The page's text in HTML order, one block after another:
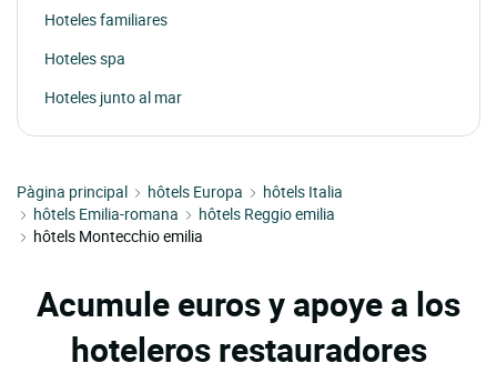
Hoteles familiares
Hoteles spa
Hoteles junto al mar
Pàgina principal hôtels Europa
hôtels Italia
hôtels Emilia-romana
hôtels Reggio emilia
hôtels Montecchio emilia
Acumule euros y apoye a los
hoteleros restauradores